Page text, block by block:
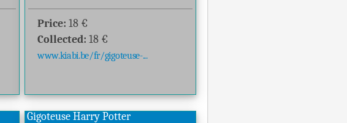
Price: 18 €
Collected: 18 €
www.kiabi.be/fr/gigoteuse-...
Gigoteuse Harry Potter